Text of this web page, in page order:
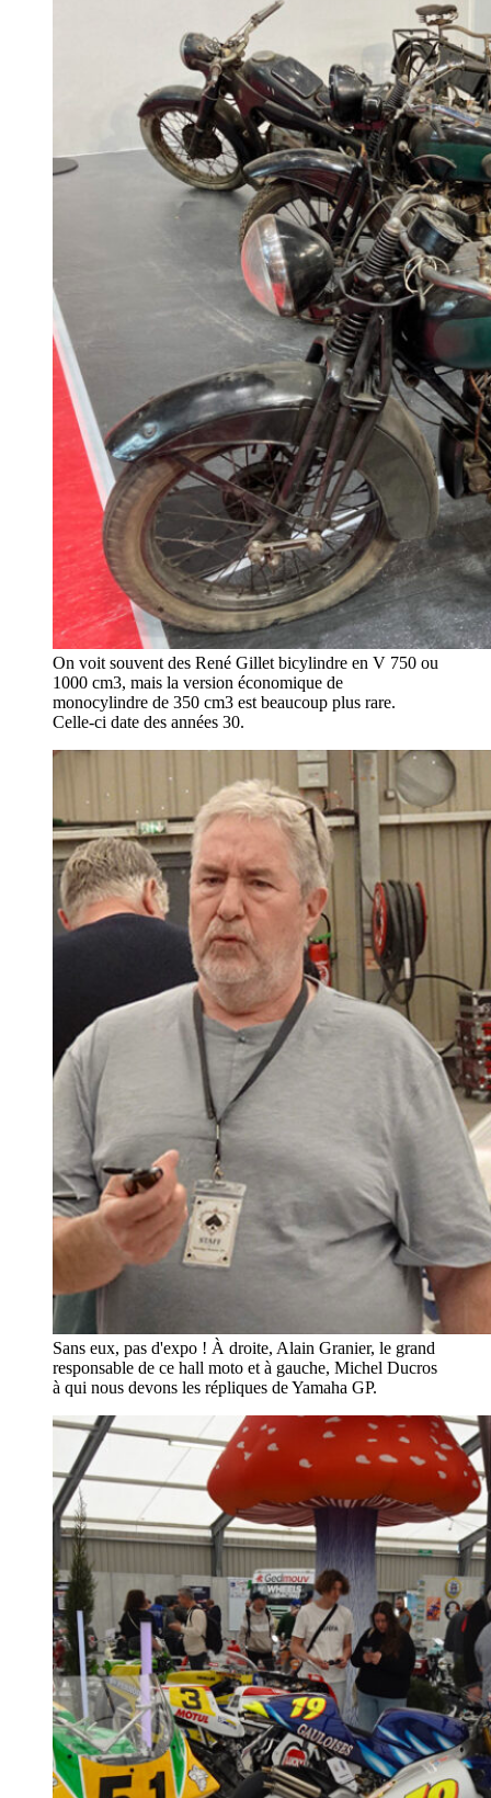
On voit souvent des René Gillet bicylindre en V 750 ou
1000 cm3, mais la version économique de
monocylindre de 350 cm3 est beaucoup plus rare.
Celle-ci date des années 30.
Sans eux, pas d'expo ! À droite, Alain Granier, le grand
responsable de ce hall moto et à gauche, Michel Ducros
à qui nous devons les répliques de Yamaha GP.